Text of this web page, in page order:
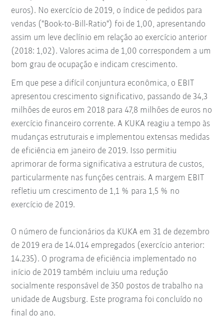
euros). No exercício de 2019, o índice de pedidos para
vendas ("Book-to-Bill-Ratio") foi de 1,00, apresentando
assim um leve declínio em relação ao exercício anterior
(2018: 1,02). Valores acima de 1,00 correspondem a um
bom grau de ocupação e indicam crescimento.
Em que pese a difícil conjuntura econômica, o EBIT
apresentou crescimento significativo, passando de 34,3
milhões de euros em 2018 para 47,8 milhões de euros no
exercício financeiro corrente. A KUKA reagiu a tempo às
mudanças estruturais e implementou extensas medidas
de eficiência em janeiro de 2019. Isso permitiu
aprimorar de forma significativa a estrutura de custos,
particularmente nas funções centrais. A margem EBIT
refletiu um crescimento de 1,1 % para 1,5 % no
exercício de 2019.
O número de funcionários da KUKA em 31 de dezembro
de 2019 era de 14.014 empregados (exercício anterior:
14.235). O programa de eficiência implementado no
início de 2019 também incluiu uma redução
socialmente responsável de 350 postos de trabalho na
unidade de Augsburg. Este programa foi concluído no
final do ano.